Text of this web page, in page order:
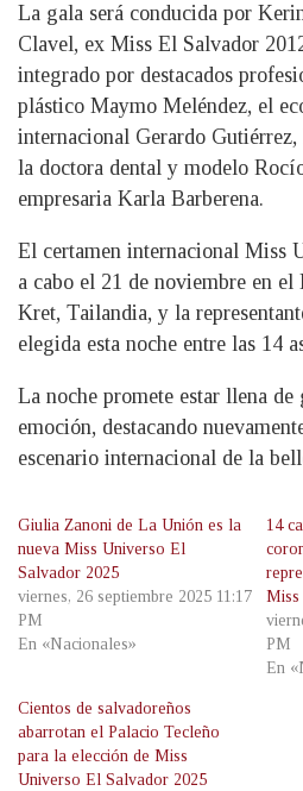
La gala será conducida por
Clavel, ex Miss El Salvador
integrado por destacados
plástico Maymo Meléndez, el
internacional Gerardo
la doctora dental y modelo
empresaria Karla Barberena.
El certamen internacional Miss
a cabo el 21 de noviembre en
Kret, Tailandia, y la
elegida esta noche entre las 14
La noche promete estar llena
emoción, destacando
escenario internacional de la
Giulia Zanoni de La Unión es la
nueva Miss Universo El
Salvador 2025
viernes, 26 septiembre 2025 11:17
PM
En «Nacionales»
14
Miss
PM
En
Cientos de salvadoreños
abarrotan el Palacio Tecleño
para la elección de Miss
Universo El Salvador 2025